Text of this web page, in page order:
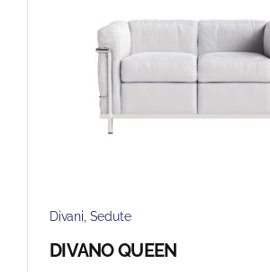
Divani, Sedute
DIVANO QUEEN